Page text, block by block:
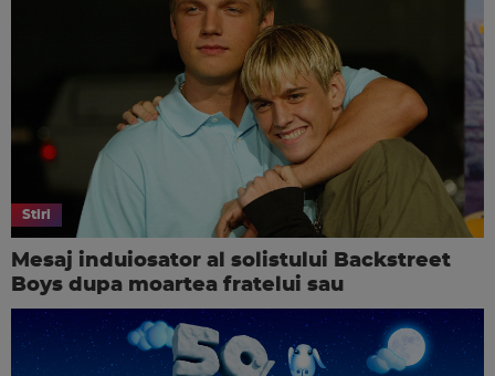
Stiri
Mesaj induiosator al solistului Backstreet
Boys dupa moartea fratelui sau